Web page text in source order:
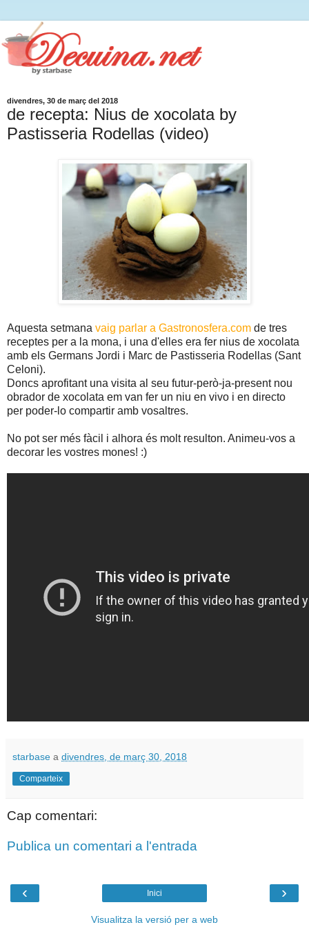
divendres, 30 de març del 2018
de recepta: Nius de xocolata by
Pastisseria Rodellas (video)
Aquesta setmana vaig parlar a Gastronosfera.com de tres
receptes per a la mona, i una d'elles era fer nius de xocolata
amb els Germans Jordi i Marc de Pastisseria Rodellas (Sant
Celoni).
Doncs aprofitant una visita al seu futur-però-ja-present nou
obrador de xocolata em van fer un niu en vivo i en directo
per poder-lo compartir amb vosaltres.
No pot ser més fàcil i alhora és molt resulton. Animeu-vos a
decorar les vostres mones! :)
starbase a divendres, de març 30, 2018
Comparteix
Cap comentari:
Publica un comentari a l'entrada
‹ ›
Inici
Visualitza la versió per a web